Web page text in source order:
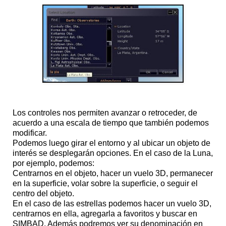
Los controles nos permiten avanzar o retroceder, de
acuerdo a una escala de tiempo que también podemos
modificar.
Podemos luego girar el entorno y al ubicar un objeto de
interés se desplegarán opciones. En el caso de la Luna,
por ejemplo, podemos:
Centrarnos en el objeto, hacer un vuelo 3D, permanecer
en la superficie, volar sobre la superficie, o seguir el
centro del objeto.
En el caso de las estrellas podemos hacer un vuelo 3D,
centrarnos en ella, agregarla a favoritos y buscar en
SIMBAD. Además podremos ver su denominación en